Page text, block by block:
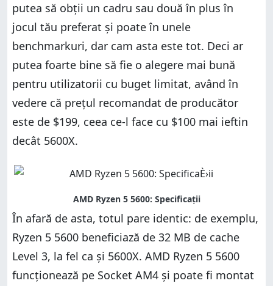
putea să obții un cadru sau două în plus în
jocul tău preferat și poate în unele
benchmarkuri, dar cam asta este tot. Deci ar
putea foarte bine să fie o alegere mai bună
pentru utilizatorii cu buget limitat, având în
vedere că prețul recomandat de producător
este de $199, ceea ce-l face cu $100 mai ieftin
decât 5600X.
În afară de asta, totul pare identic: de exemplu,
Ryzen 5 5600 beneficiază de 32 MB de cache
Level 3, la fel ca și 5600X. AMD Ryzen 5 5600
funcționează pe Socket AM4 și poate fi montat